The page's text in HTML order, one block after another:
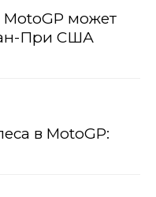
MotoGP может
При США
в MotoGP: